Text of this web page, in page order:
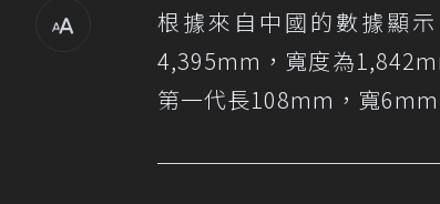
根據來自中國的數據顯
4,395mm，寬度為
第一代長108mm，寬